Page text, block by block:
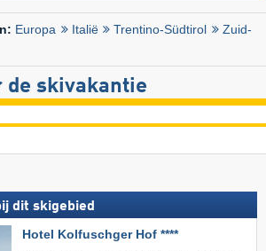
Europa Italië Trentino-Südtirol
Zuid-
de skivakantie
dit skigebied
Hotel Kolfuschger Hof ****